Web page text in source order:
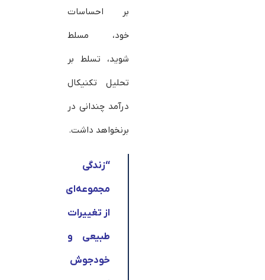
بر احساسات
خود، مسلط
شوید، تسلط بر
تحلیل تکنیکال
درآمد چندانی در
برنخواهد داشت.
“زندگی
مجموعه‌ای
از تغییرات
طبیعی و
خودجوش